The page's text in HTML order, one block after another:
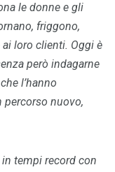
le donne e gli
friggono,
loro clienti. Oggi è
però indagarne
l’hanno
nuovo,
tempi record con